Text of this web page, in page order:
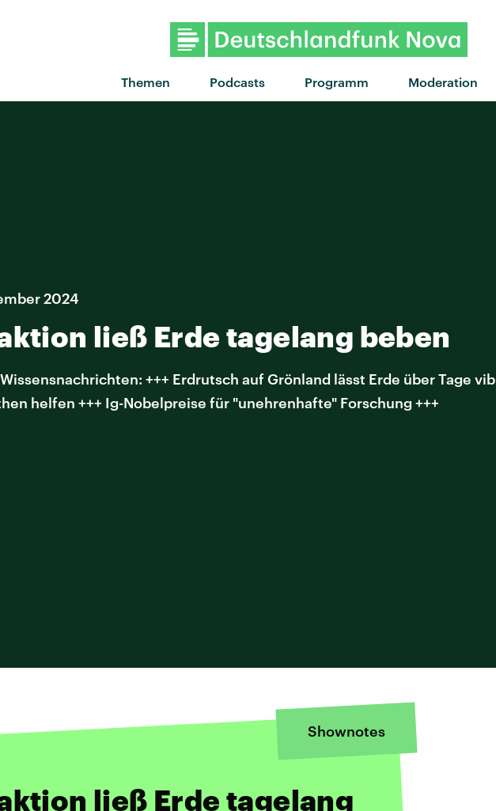
Themen Podcasts Programm Moderation
2024
ließ Erde tagelang beben
+++ Erdrutsch auf Grönland lässt Erde über Tage
helfen +++ Ig-Nobelpreise für "unehrenhafte" Forschung +++
Shownotes
ließ Erde tagelang